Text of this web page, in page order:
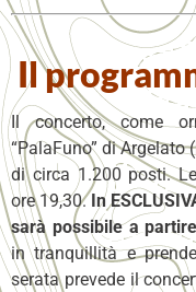
Il
Il concerto, come
“PalaFuno” di
di circa 1.200 posti.
ore 19,30.In
sarà possibile a
in tranquillità e
serata prevede il